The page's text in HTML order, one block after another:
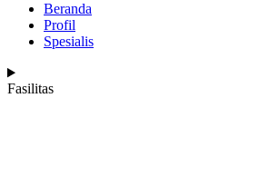
Beranda
Profil
Spesialis
Fasilitas